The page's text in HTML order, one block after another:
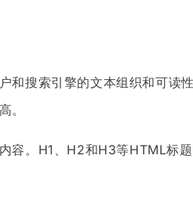
和搜索引擎的文本组织和可读
。
容。H1、H2和H3等HTML标